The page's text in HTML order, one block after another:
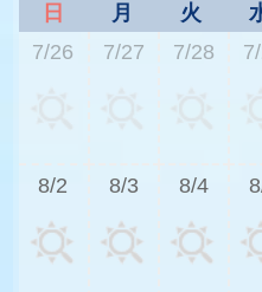
日 月 火
7/26
7/27 7/28
8/2 8/3 8/4